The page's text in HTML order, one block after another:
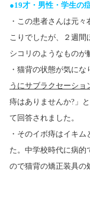
●19才・男性・学生の
・この患者さんは元々
こりでしたが、２週間
シコリのようなものが
・猫背の状態が気に
うにサブラクセーショ
痔はありませんか? 」
て回答されました。
・そのイボ痔はイキム
た。中学校時代に病的
ので猫背の矯正装具の